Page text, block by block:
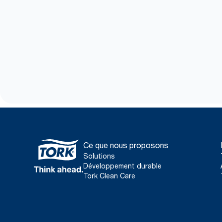
Ce que nous proposons
Solutions
Développement durable
Tork Clean Care